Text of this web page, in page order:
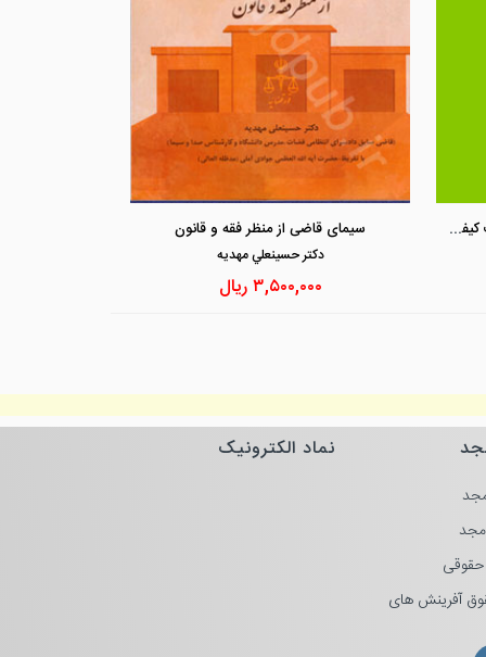
حقوق جزای عمومی : مجرم و مسئولیت کیفری سیمای قاضی از منظر فقه و قانون
دكتر حسينعلي مهديه
۳,۵۰۰,۰۰۰ریال
آفرینش های
نماد الکترونیک